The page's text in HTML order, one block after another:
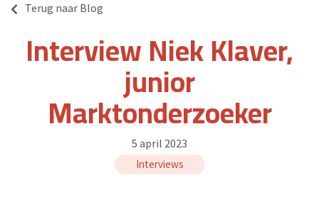
Terug naar Blog
Interview Niek Klaver,
junior
Marktonderzoeker
5 april 2023
Interviews